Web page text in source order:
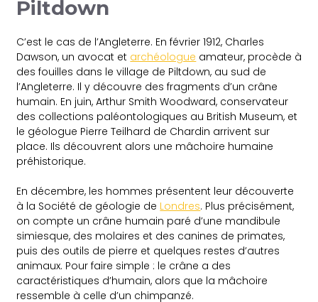
Piltdown
C’est le cas de l’Angleterre. En février 1912, Charles
Dawson, un avocat et archéologue amateur, procède à
des fouilles dans le village de Piltdown, au sud de
l’Angleterre. Il y découvre des fragments d’un crâne
humain. En juin, Arthur Smith Woodward, conservateur
des collections paléontologiques au British Museum, et
le géologue Pierre Teilhard de Chardin arrivent sur
place. Ils découvrent alors une mâchoire humaine
préhistorique.
En décembre, les hommes présentent leur découverte
à la Société de géologie de Londres. Plus précisément,
on compte un crâne humain paré d’une mandibule
simiesque, des molaires et des canines de primates,
puis des outils de pierre et quelques restes d’autres
animaux. Pour faire simple : le crâne a des
caractéristiques d’humain, alors que la mâchoire
ressemble à celle d’un chimpanzé.